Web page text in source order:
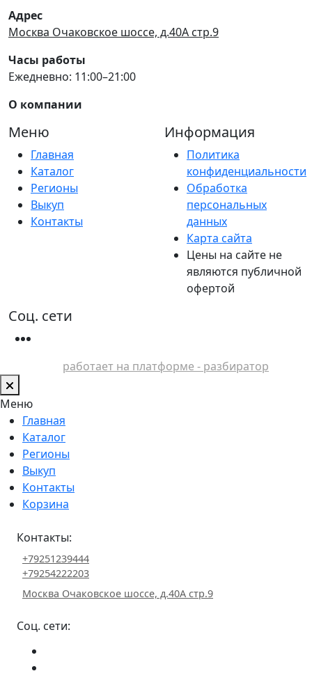
Адрес
Москва Очаковское шоссе, д.40А стр.9
Часы работы
Ежедневно: 11:00–21:00
О компании
Меню
Главная
Каталог
Регионы
Выкуп
Контакты
Информация
Политика
конфиденциальности
Обработка
персональных
данных
Карта сайта
Цены на сайте не
являются публичной
офертой
Соц. сети
работает на платформе - разбиратор
Меню
Главная
Каталог
Регионы
Выкуп
Контакты
Корзина
Контакты:
+79251239444
+79254222203
Москва Очаковское шоссе, д.40А стр.9
Соц. сети: